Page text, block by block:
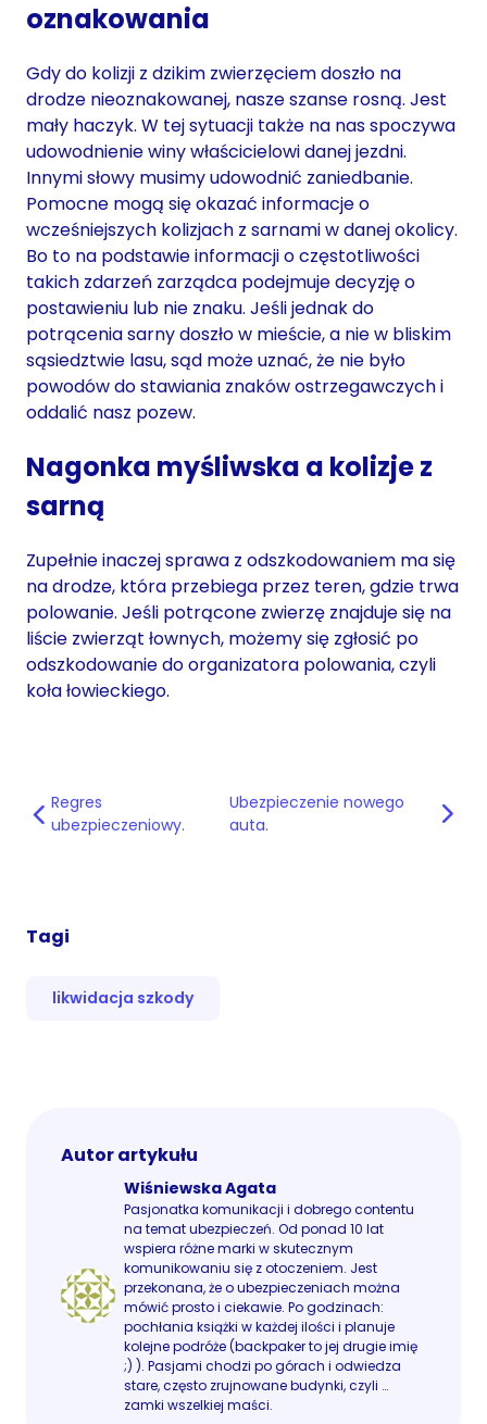
oznakowania
Gdy do kolizji z dzikim zwierzęciem doszło na
drodze nieoznakowanej, nasze szanse rosną. Jest
mały haczyk. W tej sytuacji także na nas spoczywa
udowodnienie winy właścicielowi danej jezdni.
Innymi słowy musimy udowodnić zaniedbanie.
Pomocne mogą się okazać informacje o
wcześniejszych kolizjach z sarnami w danej okolicy.
Bo to na podstawie informacji o częstotliwości
takich zdarzeń zarządca podejmuje decyzję o
postawieniu lub nie znaku. Jeśli jednak do
potrącenia sarny doszło w mieście, a nie w bliskim
sąsiedztwie lasu, sąd może uznać, że nie było
powodów do stawiania znaków ostrzegawczych i
oddalić nasz pozew.
Nagonka myśliwska a kolizje z
sarną
Zupełnie inaczej sprawa z odszkodowaniem ma się
na drodze, która przebiega przez teren, gdzie trwa
polowanie. Jeśli potrącone zwierzę znajduje się na
liście zwierząt łownych, możemy się zgłosić po
odszkodowanie do organizatora polowania, czyli
koła łowieckiego.
Regres
ubezpieczeniowy.
Ubezpieczenie nowego
auta.
Tagi
likwidacja szkody
Autor artykułu
Wiśniewska Agata
Pasjonatka komunikacji i dobrego contentu
na temat ubezpieczeń. Od ponad 10 lat
wspiera różne marki w skutecznym
komunikowaniu się z otoczeniem. Jest
przekonana, że o ubezpieczeniach można
mówić prosto i ciekawie. Po godzinach:
pochłania książki w każdej ilości i planuje
kolejne podróże (backpaker to jej drugie imię
;) ). Pasjami chodzi po górach i odwiedza
stare, często zrujnowane budynki, czyli …
zamki wszelkiej maści.